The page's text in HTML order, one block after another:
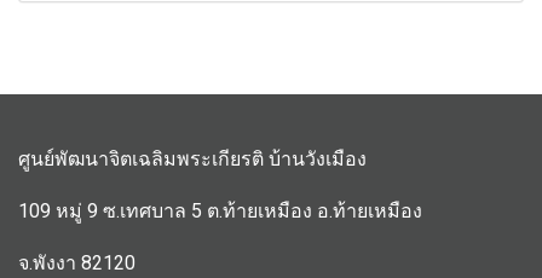
ศูนย์พัฒนาจิตเฉลิมพระเกียรติ บ้านวังเมือง
109 หมู่ 9 ซ.เทศบาล 5 ต.ท้ายเหมือง อ.ท้ายเหมือง
จ.พังงา 82120